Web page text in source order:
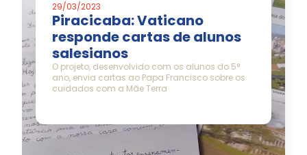
29/03/2023
Piracicaba: Vaticano
responde cartas de alunos
salesianos
O projeto, desenvolvido com os alunos do 5°
ano, envia cartas ao Papa Francisco sobre os
cuidados com a Mãe Terra